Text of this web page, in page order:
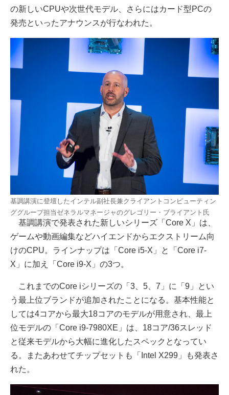
の新しいCPUや次世代モデル、さらにはカード型PCの
発売といったアナウンスが行なわれた。
基調講演に登壇したインテル副社長兼クライアントコンピューティン
ググループ担当ゼネラルマネージャのグレゴリー・ブライアント氏
基調講演で発表された新しいシリーズ「Core X」は、
ゲームや動画編集などハイエンドからエクストリーム向
けのCPU。ラインナップは「Core i5-X」と「Core i7-
X」に加え「Core i9-X」の3つ。
これまでのCore iシリーズの「3、5、7」に「9」とい
う最上位ブランドが追加されたことになる。基本性能と
しては4コアから最大18コアのモデルが用意され、最上
位モデルの「Core i9-7980XE」は、18コア/36スレッド
と従来モデルから大幅に進化したスペックとなってい
る。またあわせてチップセットも「Intel X299」も発表さ
れた。